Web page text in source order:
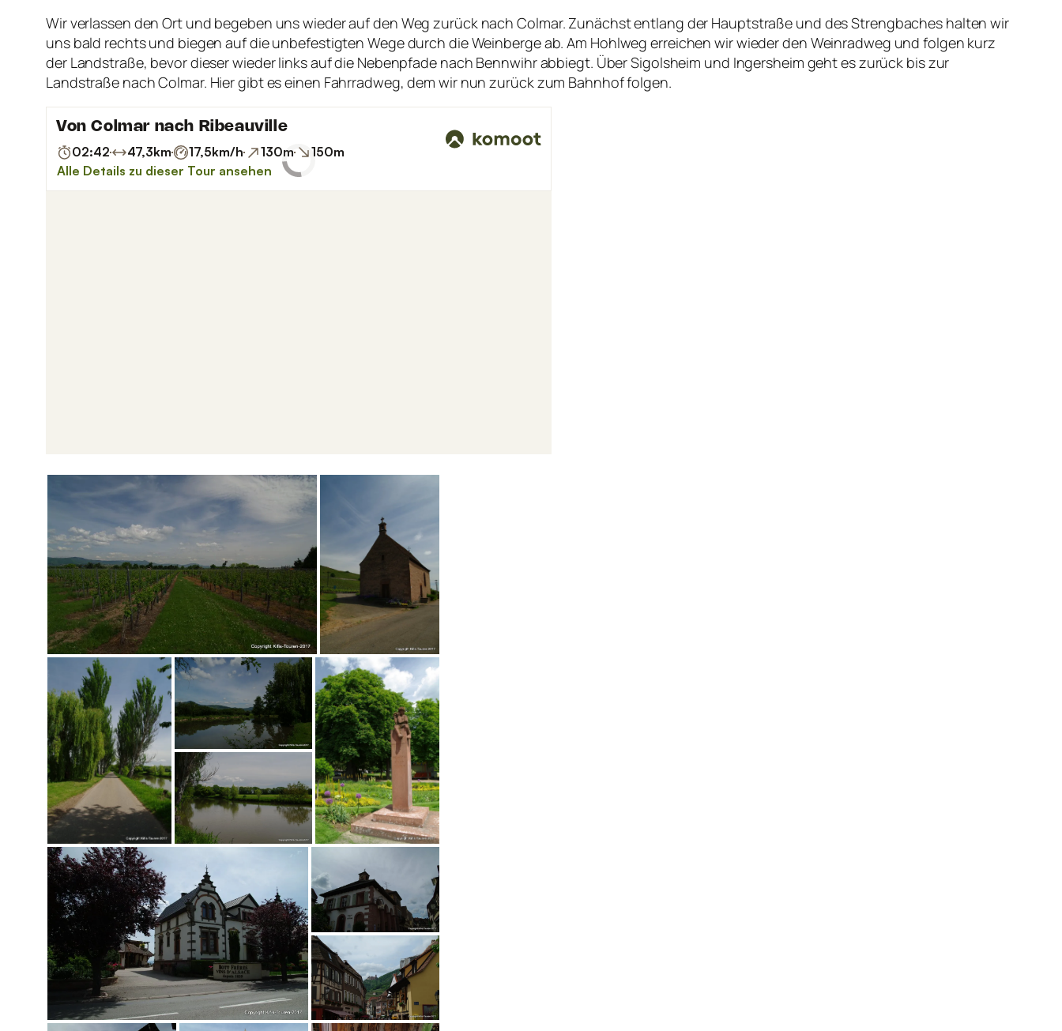
Wir verlassen den Ort und begeben uns wieder auf den Weg zurück nach Colmar. Zunächst entlang der Hauptstraße und des Strengbaches halten wir
uns bald rechts und biegen auf die unbefestigten Wege durch die Weinberge ab. Am Hohlweg erreichen wir wieder den Weinradweg und folgen kurz
der Landstraße, bevor dieser wieder links auf die Nebenpfade nach Bennwihr abbiegt. Über Sigolsheim und Ingersheim geht es zurück bis zur
Landstraße nach Colmar. Hier gibt es einen Fahrradweg, dem wir nun zurück zum Bahnhof folgen.